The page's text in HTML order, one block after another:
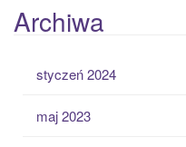
Archiwa
styczeń 2024
maj 2023